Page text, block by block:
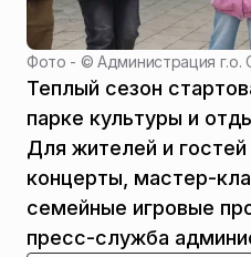
Фото - ©Администрация г.о.
Теплый сезон
парке культуры и
Для жителей и гостей
концерты, мастер-
семейные игровые
пресс-служба